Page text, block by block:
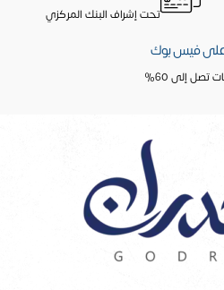
تحت إشراف البنك المركزي
على فيس بوك
إلى 60%